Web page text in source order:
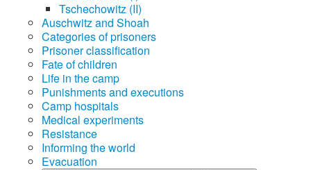
Tschechowitz (II)
Auschwitz and Shoah
Categories of prisoners
Prisoner classification
Fate of children
Life in the camp
Punishments and executions
Camp hospitals
Medical experiments
Resistance
Informing the world
Evacuation